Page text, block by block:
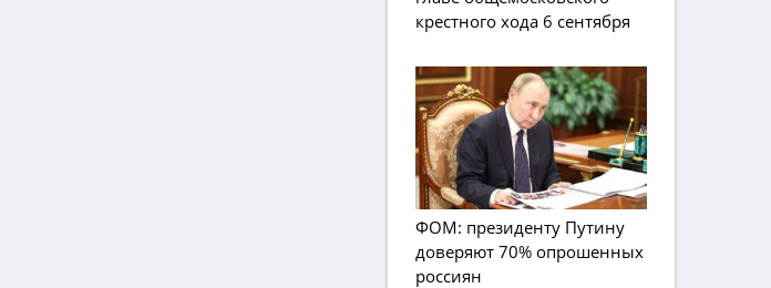
крестного хода 6 сентября
ФОМ: президенту Путину
доверяют 70% опрошенных
россиян